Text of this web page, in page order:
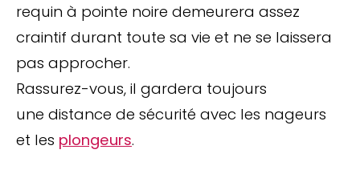
requin à pointe noire demeurera assez
craintif durant toute sa vie et ne se laissera
pas approcher.
Rassurez-vous, il gardera toujours
une distance de sécurité avec les nageurs
et les plongeurs.